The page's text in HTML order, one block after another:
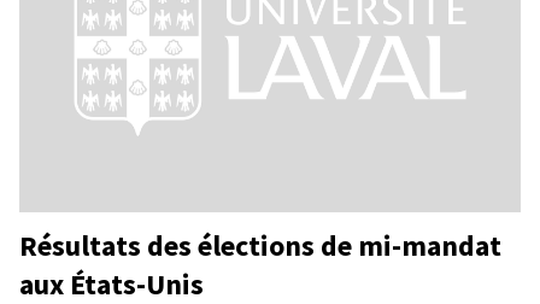
Résultats des élections de mi-mandat
aux États-Unis